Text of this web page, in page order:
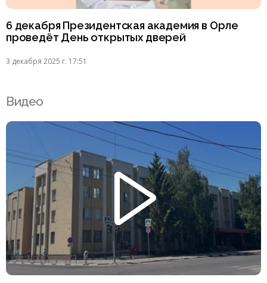
6 декабря Президентская академия в Орле
проведёт День открытых дверей
3 декабря 2025 г. 17:51
Видео